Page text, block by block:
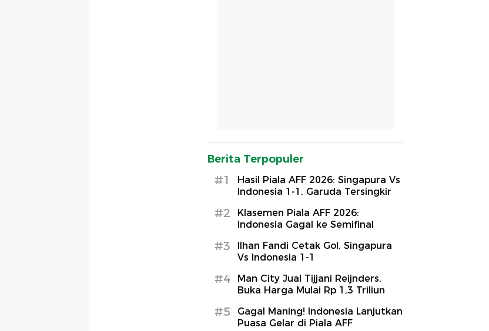
Berita Terpopuler
#1
Hasil Piala AFF 2026: Singapura Vs
Indonesia 1-1, Garuda Tersingkir
#2
Klasemen Piala AFF 2026:
Indonesia Gagal ke Semifinal
#3
Ilhan Fandi Cetak Gol, Singapura
Vs Indonesia 1-1
#4
Man City Jual Tijjani Reijnders,
Buka Harga Mulai Rp 1,3 Triliun
#5
Gagal Maning! Indonesia Lanjutkan
Puasa Gelar di Piala AFF